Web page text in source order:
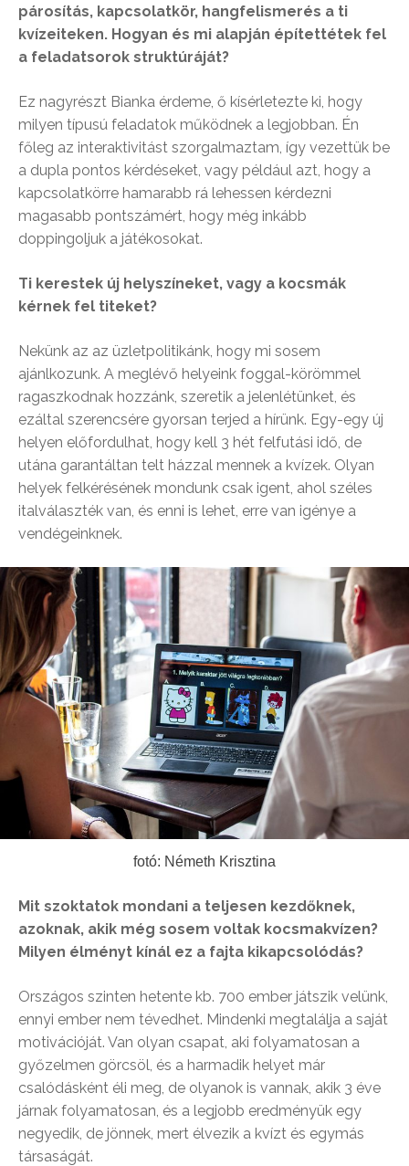
párosítás, kapcsolatkör, hangfelismerés a ti
kvízeiteken. Hogyan és mi alapján építettétek fel
a feladatsorok struktúráját?
Ez nagyrészt Bianka érdeme, ő kísérletezte ki, hogy
milyen típusú feladatok működnek a legjobban. Én
főleg az interaktivitást szorgalmaztam, így vezettük be
a dupla pontos kérdéseket, vagy például azt, hogy a
kapcsolatkörre hamarabb rá lehessen kérdezni
magasabb pontszámért, hogy még inkább
doppingoljuk a játékosokat.
Ti kerestek új helyszíneket, vagy a kocsmák
kérnek fel titeket?
Nekünk az az üzletpolitikánk, hogy mi sosem
ajánlkozunk. A meglévő helyeink foggal-körömmel
ragaszkodnak hozzánk, szeretik a jelenlétünket, és
ezáltal szerencsére gyorsan terjed a hírünk. Egy-egy új
helyen előfordulhat, hogy kell 3 hét felfutási idő, de
utána garantáltan telt házzal mennek a kvízek. Olyan
helyek felkérésének mondunk csak igent, ahol széles
italválaszték van, és enni is lehet, erre van igénye a
vendégeinknek.
fotó: Németh Krisztina
Mit szoktatok mondani a teljesen kezdőknek,
azoknak, akik még sosem voltak kocsmakvízen?
Milyen élményt kínál ez a fajta kikapcsolódás?
Országos szinten hetente kb. 700 ember játszik velünk,
ennyi ember nem tévedhet. Mindenki megtalálja a saját
motivációját. Van olyan csapat, aki folyamatosan a
győzelmen görcsöl, és a harmadik helyet már
csalódásként éli meg, de olyanok is vannak, akik 3 éve
járnak folyamatosan, és a legjobb eredményük egy
negyedik, de jönnek, mert élvezik a kvízt és egymás
társaságát.